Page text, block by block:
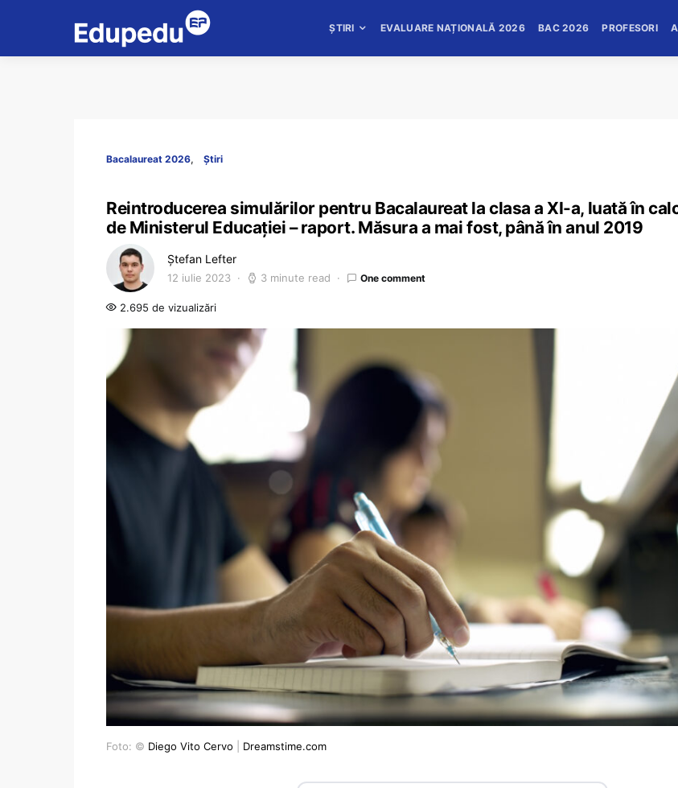
ȘTIRI EVALUARE NAȚIONALĂ 2026 BAC 2026 PROFESORI
Bacalaureat 2026 Știri
Reintroducerea simulărilor pentru Bacalaureat la clasa a XI-a, luată în
de Ministerul Educației – raport. Măsura a mai fost, până în anul 2019
Ștefan Lefter
12 iulie 2023 3 minute read One comment
2.695 de vizualizări
Foto: © Diego Vito Cervo Dreamstime.com